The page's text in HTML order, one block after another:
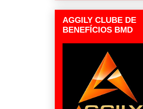
AGGILY CLUBE DE
BENEFÍCIOS BMD